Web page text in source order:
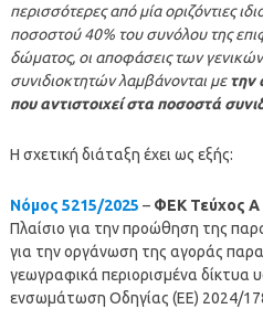
περισσότερες από μία οριζόντιες
ποσοστού 40% του συνόλου της
δώματος, οι αποφάσεις των
συνιδιοκτητών λαμβάνονται μετην
που αντιστοιχεί στα ποσοστά
Η σχετική διάταξη έχει ως εξής:
Νόμος 5215/2025 – ΦΕΚ Τεύχος Α
Πλαίσιο για την προώθηση της
για την οργάνωση της αγοράς
γεωγραφικά περιορισμένα δίκτυα
ενσωμάτωση Οδηγίας (ΕΕ) 2024/